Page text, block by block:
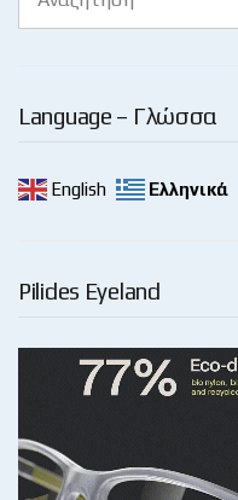
Language – Γλώσσα
English Ελληνικά
Pilides Eyeland